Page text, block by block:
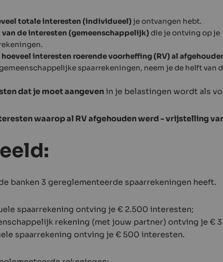
totale interesten (individueel)je ontvangen hebt.
de interesten (gemeenschappelijk) die je ontving op je
hoeveel interesten roerende voorheffing (RV) al
spaarrekeningen, neem je de helft van
dat je moet aangeven in je belastingen wordt als
waarop al RV afgehouden werd - vrijstelling
banken 3 gereglementeerde spaarrekeningen heeft.
spaarrekening ontving je € 2.500 interesten;
rekening (met jouw partner) ontving je €
spaarrekening ontving je € 500 interesten.